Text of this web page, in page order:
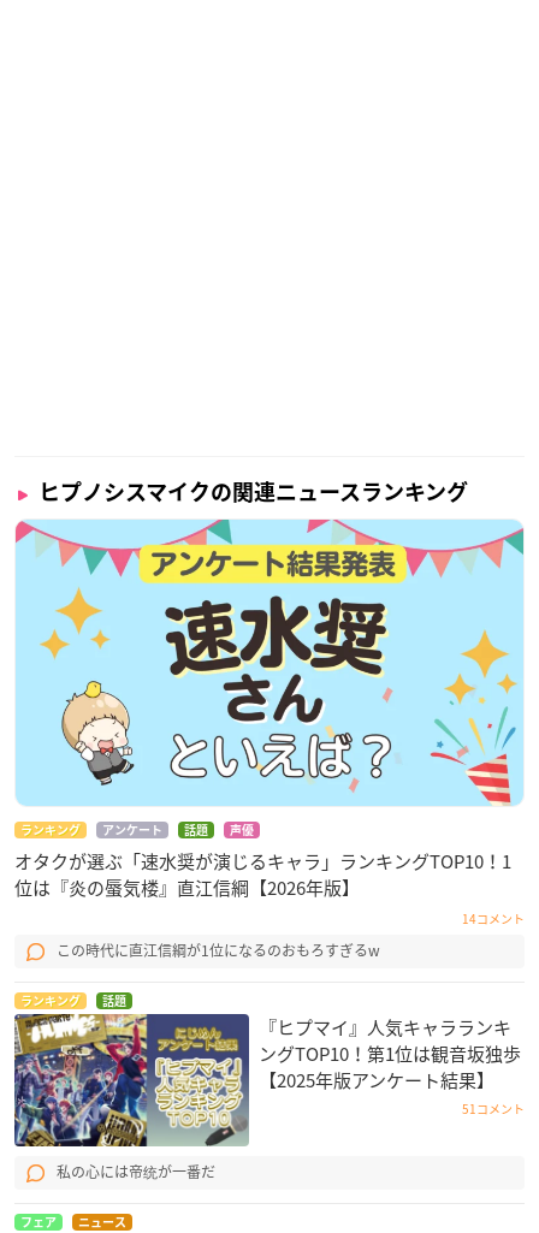
ヒプノシスマイクの関連ニュースランキング
ランキング アンケート 話題 声優
オタクが選ぶ「速水奨が演じるキャラ」ランキングTOP10！1
位は『炎の蜃気楼』直江信綱【2026年版】
14コメント
この時代に直江信綱が1位になるのおもろすぎるw
ランキング 話題
『ヒプマイ』人気キャラランキ
ングTOP10！第1位は観音坂独歩
【2025年版アンケート結果】
51コメント
私の心には帝统が一番だ
フェア ニュース